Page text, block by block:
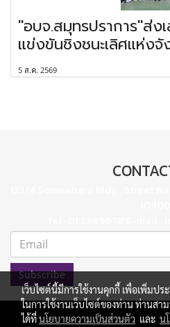
"อบจ.สมุทรปราการ"ส่ง
แข่งขันชิงชนะเลิศแห่ง
5 ส.ค. 2569
Subscribe
เว็บไซต์นี้มีการใช้งานคุกกี้ เพื่อเพิ่มป
ในการใช้งานเว็บไซต์ของท่าน ท่านสา
ได้ที่นโยบายความเป็นส่วนตัว และ น